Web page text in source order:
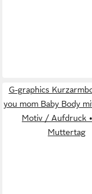
G-graphics
you mom Baby Body
Motiv / Aufdruck
Muttertag